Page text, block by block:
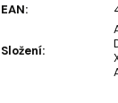
EAN:
Složení: